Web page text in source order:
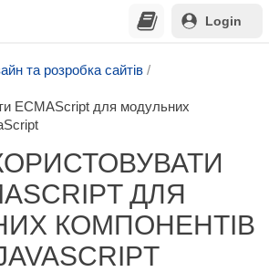
Login
та розробка сайтів
ECMAScript для модульних
ДЛЯ
КОМПОНЕНТІВ